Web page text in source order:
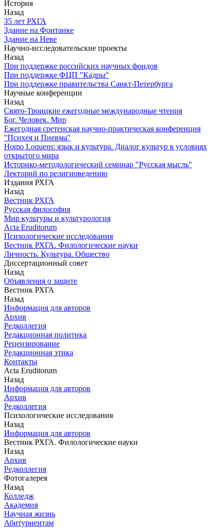
История
Назад
З5 лет РХГА
Здание на Фонтанке
Здание на Неве
Научно-исследовательские проекты
Назад
При поддержке российских научных фондов
При поддержке ФЦП "Кадры"
При поддержке правительства Санкт-Петербурга
Научные конференции
Назад
Свято-Троицкие ежегодные международные чтения
Бог. Человек. Мир
Ежегодная сретенская научно-практическая конференция
"Психея и Пневма"
Homo Loquens: язык и культура. Диалог культур в условиях
открытого мира
Историко-методологический семинар "Русская мысль"
Лекторий по религиоведению
Издания РХГА
Назад
Вестник РХГА
Русская философия
Мир культуры и культурология
Acta Eruditorum
Психологические исследования
Вестник РХГА. Филологические науки
Личность. Культура. Общество
Диссертационный совет
Назад
Объявления о защите
Вестник РХГА
Назад
Информация для авторов
Архив
Редколлегия
Редакционная политика
Рецензирование
Редакционная этика
Контакты
Acta Eruditorum
Назад
Информация для авторов
Архив
Редколлегия
Психологические исследования
Назад
Информация для авторов
Вестник РХГА. Филологические науки
Назад
Архив
Редколлегия
Фотогалерея
Назад
Колледж
Академия
Научная жизнь
Абитуриентам